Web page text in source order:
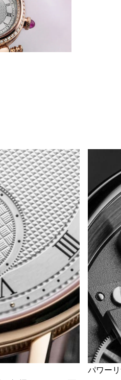
パワー